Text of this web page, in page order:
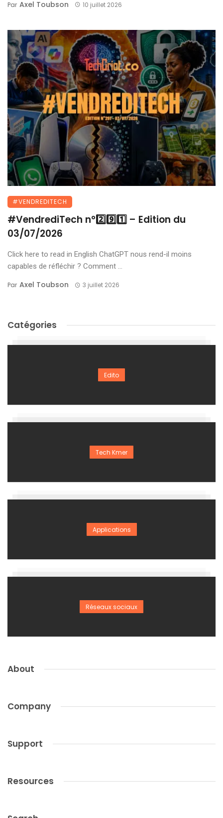
Par Axel Toubson 10 juillet 2026
#VENDREDITECH
#VendrediTech n°2️⃣9️⃣1️⃣ – Edition du
03/07/2026
Click here to read in English ChatGPT nous rend-il moins
capables de réfléchir ? Comment ...
Par Axel Toubson 3 juillet 2026
Catégories
Edito
Tech Kmer
Applications
Réseaux sociaux
About
Company
Support
Resources